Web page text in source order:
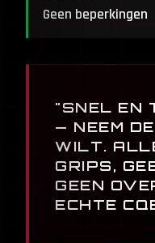
Geen beperkingen
"SNEL EN
— NEEM
WILT.
GRIPS,
GEEN
ECHTE